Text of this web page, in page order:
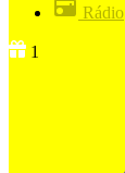
Rádio
1